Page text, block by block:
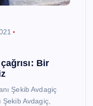
Bir
Şekib Avdagiç
Şekib Avdagiç,